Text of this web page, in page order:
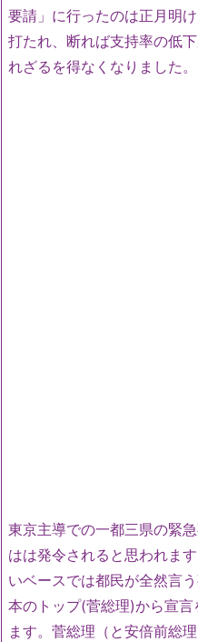
要請」に行ったのは正月明
打たれ、断れば支持率の低
れざるを得なくなりました。
東京主導での一都三県の緊
はは発令されると思われま
いベースでは都民が全然言
本のトップ(菅総理)から宣言
ます。菅総理（と安倍前総